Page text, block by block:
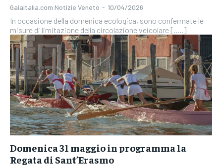
Gaiaitalia.com Notizie Veneto - 10/04/2026
In occasione della domenica ecologica, sono confermate le
misure di limitazione della circolazione veicolare [.....]
Domenica 31 maggio in programma la
Regata di Sant’Erasmo